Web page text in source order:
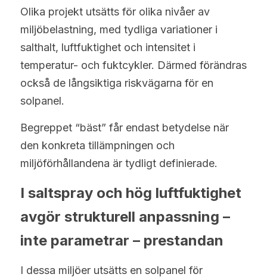
Olika projekt utsätts för olika nivåer av
miljöbelastning, med tydliga variationer i
salthalt, luftfuktighet och intensitet i
temperatur- och fuktcykler. Därmed förändras
också de långsiktiga riskvägarna för en
solpanel.
Begreppet “bäst” får endast betydelse när
den konkreta tillämpningen och
miljöförhållandena är tydligt definierade.
I saltspray och hög luftfuktighet
avgör strukturell anpassning –
inte parametrar – prestandan
I dessa miljöer utsätts en solpanel för